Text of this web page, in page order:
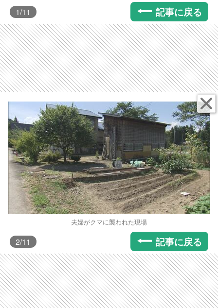
1/11 記事に戻る
夫婦がクマに襲われた現場
2/11 記事に戻る